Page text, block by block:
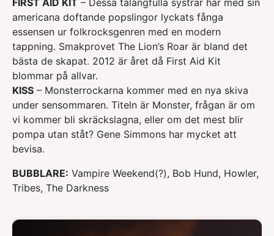
americana doftande popslingor lyckats fånga
essensen ur folkrocksgenren med en modern
tappning. Smakprovet The Lion’s Roar är bland det
bästa de skapat. 2012 är året då First Aid Kit
blommar på allvar.
KISS – Monsterrockarna kommer med en nya skiva
under sensommaren. Titeln är Monster, frågan är om
vi kommer bli skräckslagna, eller om det mest blir
pompa utan ståt? Gene Simmons har mycket att
bevisa.
BUBBLARE: Vampire Weekend(?), Bob Hund, Howler,
Tribes, The Darkness